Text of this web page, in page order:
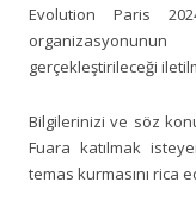
Evolution Paris
gerçekleştirileceği
Bilgilerinizi ve söz
Fuara katılmak
temas kurmasını rica